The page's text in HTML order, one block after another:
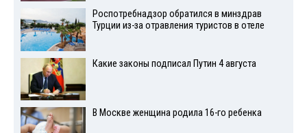
Роспотребнадзор обратился в минздрав
Турции из-за отравления туристов в отеле
Какие законы подписал Путин 4 августа
В Москве женщина родила 16-го ребенка